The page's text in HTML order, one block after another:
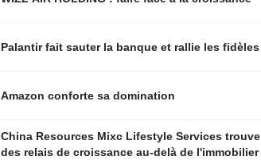
Palantir fait sauter la banque et rallie les fidèles
Amazon conforte sa domination
China Resources Mixc Lifestyle Services trouve
des relais de croissance au-delà de l'immobilier